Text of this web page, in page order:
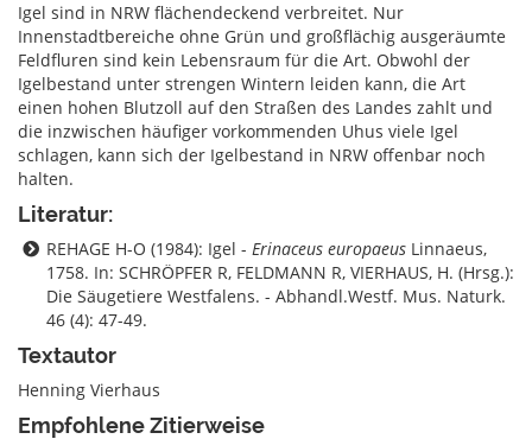
Igel sind in NRW flächendeckend verbreitet. Nur
Innenstadtbereiche ohne Grün und großflächig ausgeräumte
Feldfluren sind kein Lebensraum für die Art. Obwohl der
Igelbestand unter strengen Wintern leiden kann, die Art
einen hohen Blutzoll auf den Straßen des Landes zahlt und
die inzwischen häufiger vorkommenden Uhus viele Igel
schlagen, kann sich der Igelbestand in NRW offenbar noch
halten.
Literatur:
REHAGE H-O (1984): Igel - Erinaceus europaeus Linnaeus,
1758. In: SCHRÖPFER R, FELDMANN R, VIERHAUS, H. (Hrsg.):
Die Säugetiere Westfalens. - Abhandl.Westf. Mus. Naturk.
46 (4): 47-49.
Textautor
Henning Vierhaus
Empfohlene Zitierweise